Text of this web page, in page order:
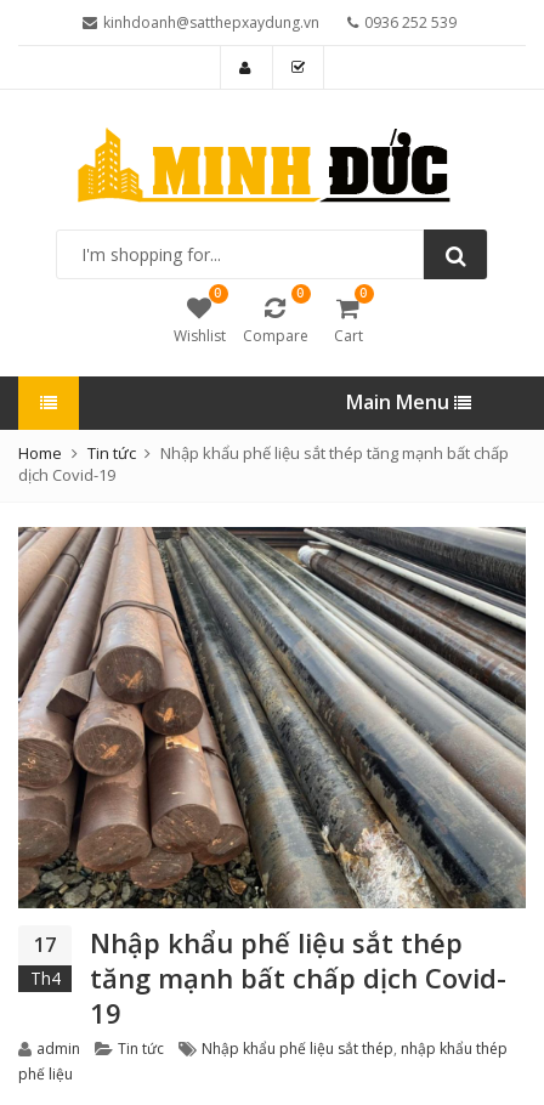
kinhdoanh@satthepxaydung.vn 0936 252 539
shopping
0
Wishlist
0
Compare
0
Cart
Main Menu
Home Tin tức
Nhập khẩu phế liệu sắt thép tăng mạnh bất chấp
dịch Covid-19
17
Th4
Nhập khẩu phế liệu sắt thép
tăng mạnh bất chấp dịch Covid-
19
Author
admin Categories
Tin tức Tags
Nhập khẩu phế liệu sắt thép, nhập khẩu thép
phế liệu